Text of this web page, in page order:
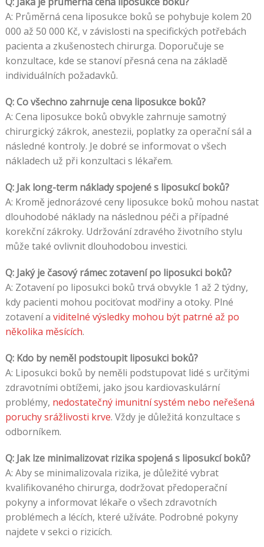
A: Průměrná cena liposukce boků se pohybuje kolem 20
000 až 50 000 Kč, v závislosti na specifických potřebách
pacienta a zkušenostech chirurga. Doporučuje se
konzultace, kde se stanoví přesná cena na základě
individuálních požadavků.
Q: Co všechno zahrnuje cena liposukce boků?
A: Cena liposukce boků obvykle zahrnuje samotný
chirurgický zákrok, anestezii, poplatky za operační sál a
následné kontroly. Je dobré se informovat o všech
nákladech už při konzultaci s lékařem.
Q: Jak long-term náklady spojené s liposukcí boků?
A: Kromě jednorázové ceny liposukce boků mohou nastat
dlouhodobé náklady na následnou péči a případné
korekční zákroky. Udržování zdravého životního stylu
může také ovlivnit dlouhodobou investici.
Q: Jaký je časový rámec zotavení po liposukci boků?
A: Zotavení po liposukci boků trvá obvykle 1 až 2 týdny,
kdy pacienti mohou pociťovat modřiny a otoky. Plné
zotavení a viditelné výsledky mohou být patrné až po
několika měsících.
Q: Kdo by neměl podstoupit liposukci boků?
A: Liposukci boků by neměli podstupovat lidé s určitými
zdravotními obtížemi, jako jsou kardiovaskulární
problémy, nedostatečný imunitní systém nebo neřešená
poruchy srážlivosti krve. Vždy je důležitá konzultace s
odborníkem.
Q: Jak lze minimalizovat rizika spojená s liposukcí boků?
A: Aby se minimalizovala rizika, je důležité vybrat
kvalifikovaného chirurga, dodržovat předoperační
pokyny a informovat lékaře o všech zdravotních
problémech a lécích, které užíváte. Podrobné pokyny
najdete v sekci o rizicích.